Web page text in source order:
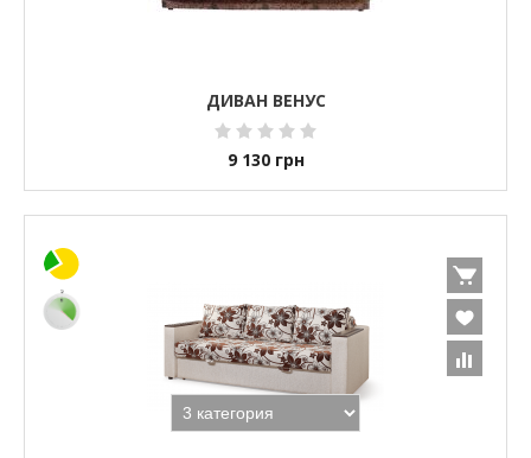
ДИВАН ВЕНУС
9 130 грн